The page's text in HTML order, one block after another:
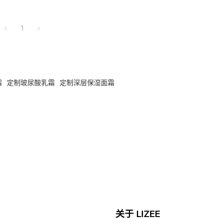
1
定制玻尿酸乳霜 定制深层保湿面霜
关于 LIZEE